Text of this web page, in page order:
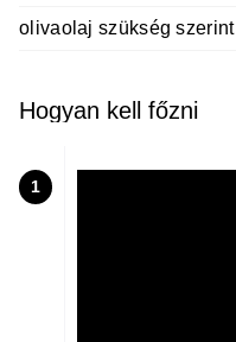
olivaolaj szükség szerint
Hogyan kell főzni
1